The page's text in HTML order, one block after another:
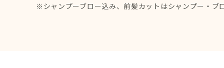
※シャンプーブロー込み、前髪カットはシャンプー・ブ